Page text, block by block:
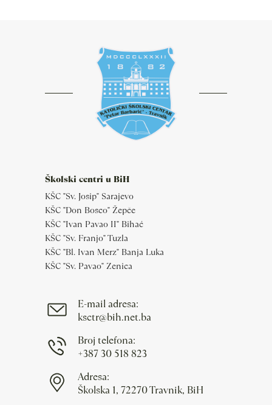
Školski centri u BiH
KŠC "Sv. Josip" Sarajevo
KŠC "Don Bosco" Žepče
KŠC "Ivan Pavao II" Bihać
KŠC "Sv. Franjo" Tuzla
KŠC "Bl. Ivan Merz" Banja Luka
KŠC "Sv. Pavao" Zenica
E-mail adresa:
ksctr@bih.net.ba
Broj telefona:
+387 30 518 823
Adresa:
Školska 1, 72270 Travnik, BiH